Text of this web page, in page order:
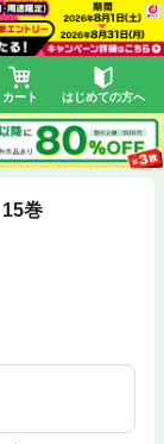
カート はじめての方へ
巻